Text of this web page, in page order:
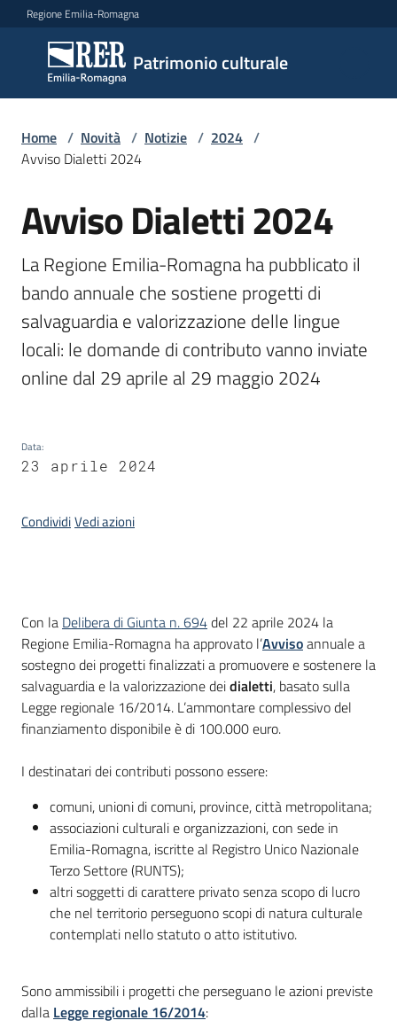
Vai al contenuto
Vai alla navigazione
Vai al footer
Regione Emilia-Romagna
Patrimonio culturale
Patrimonio
culturale
Argomenti
Novità
Servizi
Leggi
Atti
Bandi
Programmi
Progetti
Giuseppe
Guglielmi
Seguici
su
Home / Novità / Notizie / 2024 /
Avviso Dialetti 2024
Salta al contenuto
Avviso Dialetti 2024
La Regione Emilia-Romagna ha pubblicato il
bando annuale che sostiene progetti di
salvaguardia e valorizzazione delle lingue
locali: le domande di contributo vanno inviate
online dal 29 aprile al 29 maggio 2024
Data:
23 aprile 2024
CondividiVedi azioni
Introduzione
Con la Delibera di Giunta n. 694del 22 aprile 2024 la
Regione Emilia-Romagna ha approvato l’Avvisoannuale a
sostegno dei progetti finalizzati a promuovere e sostenere la
salvaguardia e la valorizzazione deidialetti, basato sulla
Legge regionale 16/2014. L’ammontare complessivo del
finanziamento disponibile è di 100.000 euro.
I destinatari dei contributi possono essere:
comuni, unioni di comuni, province, città metropolitana;
associazioni culturali e organizzazioni, con sede in
Emilia-Romagna, iscritte al Registro Unico Nazionale
Terzo Settore (RUNTS);
altri soggetti di carattere privato senza scopo di lucro
che nel territorio perseguono scopi di natura culturale
contemplati nello statuto o atto istitutivo.
Sono ammissibili i progetti che perseguano le azioni previste
dalla Legge regionale 16/2014: